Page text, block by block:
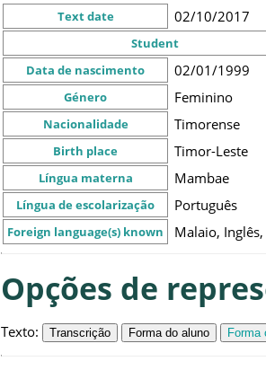
Text date 02/10/2017
Student
Data de nascimento
02/01/1999
Género Feminino
Nacionalidade Timorense
Birth place Timor-Leste
Língua materna Mambae
Língua de escolarização Português
Foreign language(s) known Malaio,
Opções de
Texto: Transcrição Forma do aluno Forma